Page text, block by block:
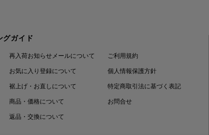
グガイド
再入荷お知らせメールについて
お気に入り登録について
裾上げ・お直しについて
商品・価格について
返品・交換について
ご利用規約
個人情報保護方針
特定商取引法に基づく表記
お問合せ